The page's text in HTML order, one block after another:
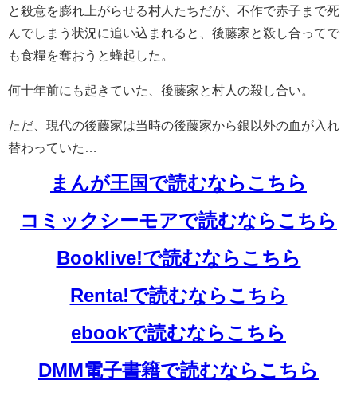
と殺意を膨れ上がらせる村人たちだが、不作で赤子まで死
んでしまう状況に追い込まれると、後藤家と殺し合ってで
も食糧を奪おうと蜂起した。
何十年前にも起きていた、後藤家と村人の殺し合い。
ただ、現代の後藤家は当時の後藤家から銀以外の血が入れ
替わっていた…
まんが王国で読むならこちら
コミックシーモアで読むならこちら
Booklive!で読むならこちら
Renta!で読むならこちら
ebookで読むならこちら
DMM電子書籍で読むならこちら